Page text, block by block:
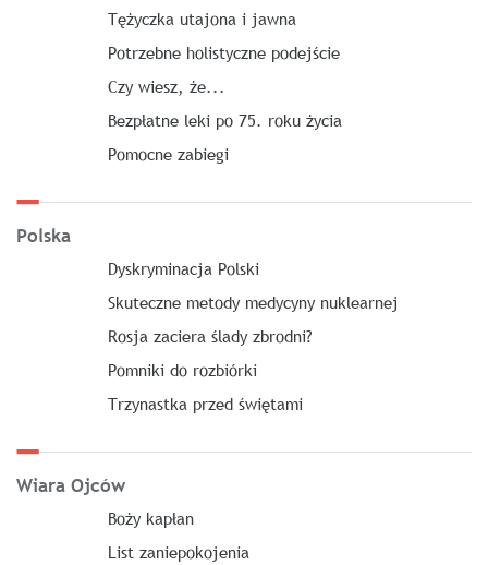
Tężyczka utajona i jawna
Potrzebne holistyczne podejście
Czy wiesz, że...
Bezpłatne leki po 75. roku życia
Pomocne zabiegi
Polska
Dyskryminacja Polski
Skuteczne metody medycyny nuklearnej
Rosja zaciera ślady zbrodni?
Pomniki do rozbiórki
Trzynastka przed świętami
Wiara Ojców
Boży kapłan
List zaniepokojenia